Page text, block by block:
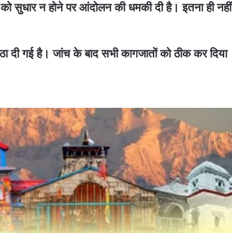
सुधार न होने पर आंदोलन की धमकी दी है। इतना ही नहीं
गई है। जांच के बाद सभी कागजातों को ठीक कर दिया